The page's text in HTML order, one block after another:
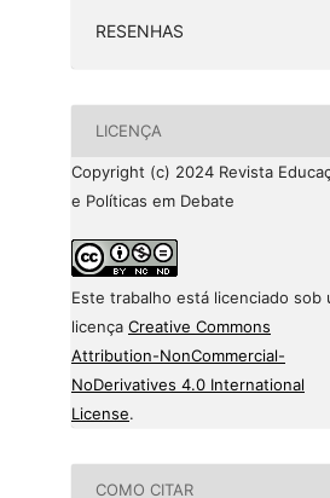
RESENHAS
LICENÇA
Copyright (c) 2024 Revista
e Políticas em Debate
Este trabalho está licenciado sob
licença Creative Commons
Attribution-NonCommercial-
NoDerivatives 4.0 International
License.
COMO CITAR